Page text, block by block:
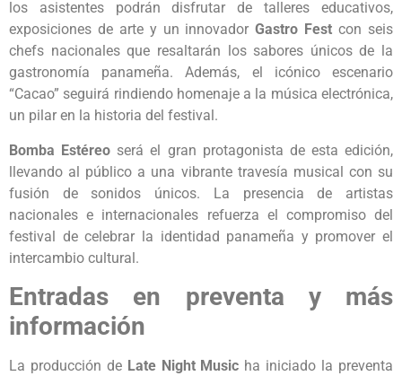
los asistentes podrán disfrutar de talleres educativos,
exposiciones de arte y un innovadorGastro Fest con seis
chefs nacionales que resaltarán los sabores únicos de la
gastronomía panameña. Además, el icónico escenario
“Cacao” seguirá rindiendo homenaje a la música electrónica,
un pilar en la historia del festival.
Bomba Estéreo será el gran protagonista de esta edición,
llevando al público a una vibrante travesía musical con su
fusión de sonidos únicos. La presencia de artistas
nacionales e internacionales refuerza el compromiso del
festival de celebrar la identidad panameña y promover el
intercambio cultural.
Entradas en preventa y más
información
La producción de Late Night Music ha iniciado la preventa